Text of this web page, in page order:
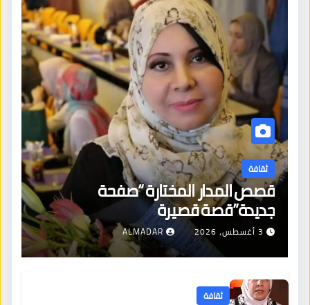
ثقافة
قصص المدار المختارة “صفحة
جديدة”قصة قصيرة
3 أغسطس، 2026 ALMADAR
ثقافة